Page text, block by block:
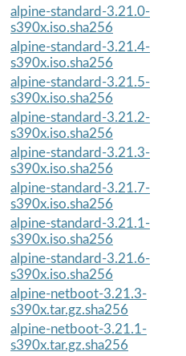
alpine-standard-3.21.0-
s390x.iso.sha256
alpine-standard-3.21.4-
s390x.iso.sha256
alpine-standard-3.21.5-
s390x.iso.sha256
alpine-standard-3.21.2-
s390x.iso.sha256
alpine-standard-3.21.3-
s390x.iso.sha256
alpine-standard-3.21.7-
s390x.iso.sha256
alpine-standard-3.21.1-
s390x.iso.sha256
alpine-standard-3.21.6-
s390x.iso.sha256
alpine-netboot-3.21.3-
s390x.tar.gz.sha256
alpine-netboot-3.21.1-
s390x.tar.gz.sha256